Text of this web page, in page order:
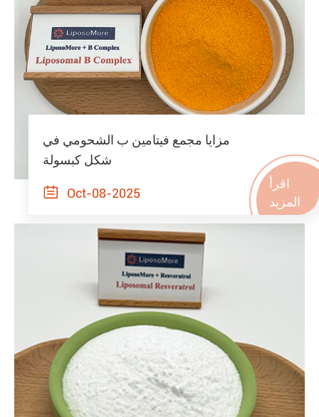
مزايا مجمع فيتامين ب الشحومي في
شكل كبسولة
 Oct-08-2025
اقرأ
المزيد